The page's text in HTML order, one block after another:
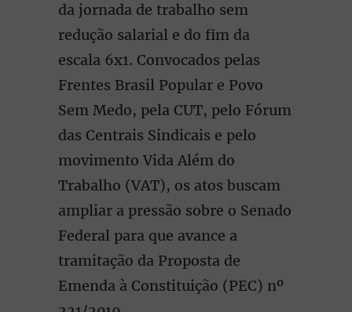
da jornada de trabalho sem
redução salarial e do fim da
escala 6x1. Convocados pelas
Frentes Brasil Popular e Povo
Sem Medo, pela CUT, pelo Fórum
das Centrais Sindicais e pelo
movimento Vida Além do
Trabalho (VAT), os atos buscam
ampliar a pressão sobre o Senado
Federal para que avance a
tramitação da Proposta de
Emenda à Constituição (PEC) nº